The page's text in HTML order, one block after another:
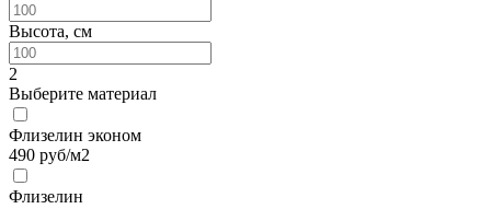
Высота, см
2
Выберите материал
Флизелин эконом
490 руб/м2
Флизелин